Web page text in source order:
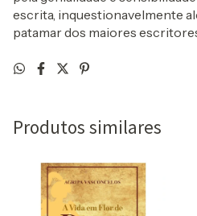
escrita, inquestionavelmente
patamar dos maiores
Produtos similares